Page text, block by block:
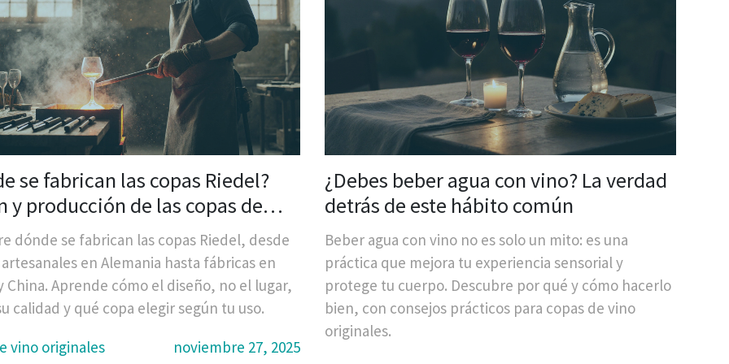
se fabrican las copas Riedel?
y producción de las copas de
reconocidas del mundo
dónde se fabrican las copas Riedel, desde
en Alemania hasta fábricas en
China. Aprende cómo el diseño, no el lugar,
calidad y qué copa elegir según tu uso.
vino originales
noviembre 27, 2025
¿Debes beber agua con vino? La verdad
detrás de este hábito común
Beber agua con vino no es solo un mito: es una
práctica que mejora tu experiencia sensorial y
protege tu cuerpo. Descubre por qué y cómo hacerlo
bien, con consejos prácticos para copas de vino
originales.